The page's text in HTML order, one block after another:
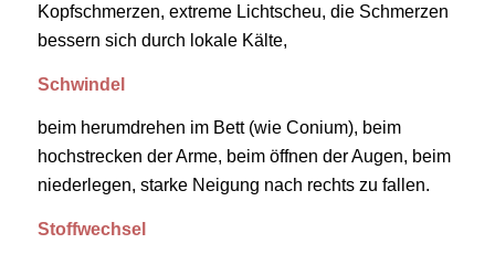
Kopfschmerzen, extreme Lichtscheu, die Schmerzen
bessern sich durch lokale Kälte,
Schwindel
beim herumdrehen im Bett (wie Conium), beim
hochstrecken der Arme, beim öffnen der Augen, beim
niederlegen, starke Neigung nach rechts zu fallen.
Stoffwechsel